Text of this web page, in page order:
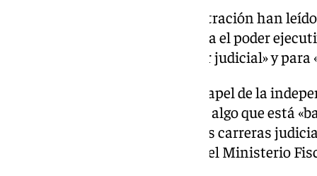
Los organizadores de la concentración han
que no se trata de un acto contra el poder
que es un acto «a favor del poder judicial» y
En el manifiesto se destaca el papel de la
hablar de una democracia real», algo que está
ley para modificar el acceso a las carreras
reforma del estatuto orgánico del Ministerio